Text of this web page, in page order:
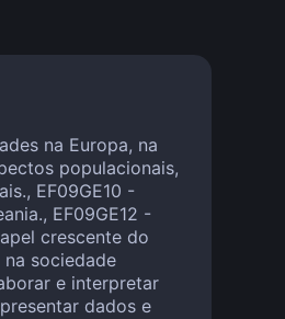
na Europa, na
populacionais,
EF09GE10 -
EF09GE12 -
crescente do
sociedade
e interpretar
dados e